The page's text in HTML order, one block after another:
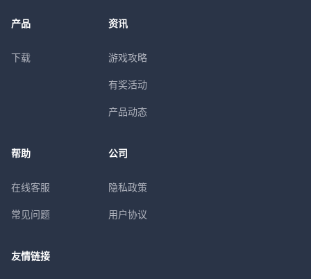
产品
下载
资讯
游戏攻略
有奖活动
产品动态
帮助
在线客服
常见问题
公司
隐私政策
用户协议
友情链接